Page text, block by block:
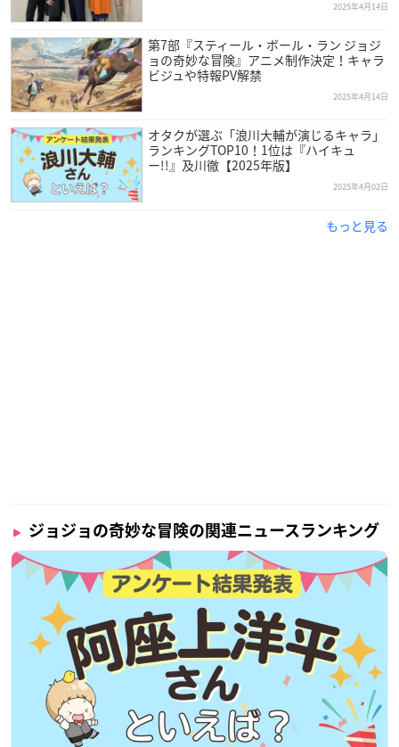
2025年4月14日
第7部『スティール・ボール・ラン ジョジ
ョの奇妙な冒険』アニメ制作決定！キャラ
ビジュや特報PV解禁
2025年4月14日
オタクが選ぶ「浪川大輔が演じるキャラ」
ランキングTOP10！1位は『ハイキュ
ー!!』及川徹【2025年版】
2025年4月02日
もっと見る
ジョジョの奇妙な冒険の関連ニュースランキング